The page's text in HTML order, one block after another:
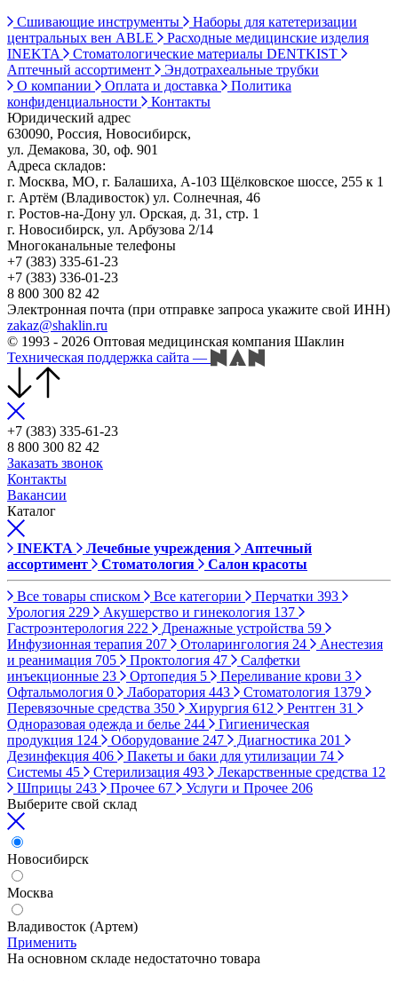
Сшивающие инструменты
Наборы для катетеризации
центральных вен ABLE
Расходные медицинские изделия
INEKTA
Стоматологические материалы DENTKIST
Аптечный ассортимент
Эндотрахеальные трубки
О компании
Оплата и доставка
Политика
конфиденциальности
Контакты
Юридический адрес
630090, Россия, Новосибирск,
ул. Демакова, 30, оф. 901
Адреса складов:
г. Москва, МО, г. Балашиха, А-103 Щёлковское шоссе, 255 к 1
г. Артём (Владивосток) ул. Солнечная, 46
г. Ростов-на-Дону ул. Орская, д. 31, стр. 1
г. Новосибирск, ул. Арбузова 2/14
Многоканальные телефоны
+7 (383) 335-61-23
+7 (383) 336-01-23
8 800 300 82 42
Электронная почта (при отправке запроса укажите свой ИНН)
zakaz@shaklin.ru
© 1993 - 2026 Оптовая медицинская компания Шаклин
Техническая поддержка сайта —
+7 (383) 335-61-23
8 800 300 82 42
Заказать звонок
Контакты
Вакансии
Каталог
INEKTA Лечебные учреждения
Аптечный
ассортимент
Стоматология Салон красоты
Все товары списком Все категории Перчатки 393
Урология 229 Акушерство и гинекология 137
Гастроэнтерология 222 Дренажные устройства 59
Инфузионная терапия 207 Отоларингология 24
Анестезия
и реанимация 705 Проктология 47
Салфетки
инъекционные 23 Ортопедия 5 Переливание крови 3
Офтальмология 0 Лаборатория 443 Стоматология 1379
Перевязочные средства 350 Хирургия 612 Рентген 31
Одноразовая одежда и белье 244
Гигиеническая
продукция 124 Оборудование 247 Диагностика 201
Дезинфекция 406 Пакеты и баки для утилизации 74
Системы 45 Стерилизация 493 Лекарственные средства 12
Шприцы 243 Прочее 67 Услуги и Прочее 206
Выберите свой склад
Новосибирск
Москва
Владивосток (Артем)
Применить
На основном складе недостаточно товара